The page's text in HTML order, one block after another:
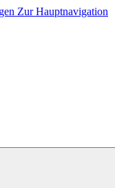
Zur Hauptnavigation